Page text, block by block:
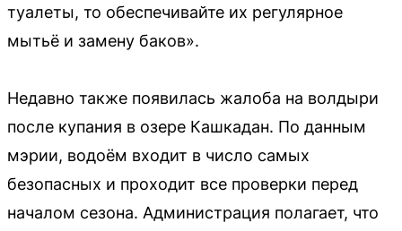
туалеты, то обеспечивайте их регулярное
мытьё и замену баков».
Недавно также появилась жалоба на волдыри
после купания в озере Кашкадан. По данным
мэрии, водоём входит в число самых
безопасных и проходит все проверки перед
началом сезона. Администрация полагает, что